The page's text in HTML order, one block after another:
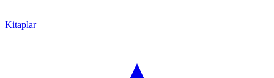
Kitaplar